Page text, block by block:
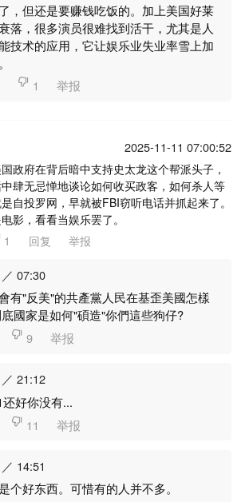
，但还是要赚钱吃饭的。加上美国好莱
落，很多演员很难找到活干，尤其是人
技术的应用，它让娱乐业失业率雪上加
 1 举报
2025-11-11 07:00:52
政府在背后暗中支持史太龙这个帮派头子，
肆无忌惮地谈论如何收买政客，如何杀人等
自投罗网，早就被FBI窃听电话并抓起来了。
影，看看当娱乐罢了。
1 回复 举报
07:30
有"反美"的共產黨人民在基歪美國怎樣
國家是如何"碩造"你們這些狗仔?
 9 举报
21:12
还好你没有...
 11 举报
14:51
个好东西。可惜有的人并不多。